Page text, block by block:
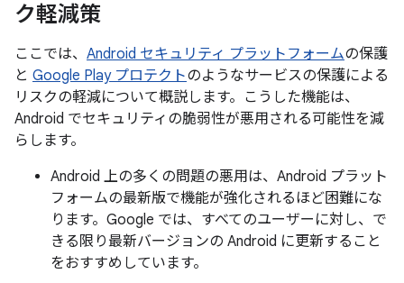
ク軽減策
ここでは、 Android セキュリティ プラットフォームの保護
と Google Play プロテクトのようなサービスの保護による
リスクの軽減について概説します。こうした機能は、
Android でセキュリティの脆弱性が悪用される可能性を減
らします。
Android 上の多くの問題の悪用は、Android プラット
フォームの最新版で機能が強化されるほど困難にな
ります。Google では、すべてのユーザーに対し、で
きる限り最新バージョンの Android に更新すること
をおすすめしています。